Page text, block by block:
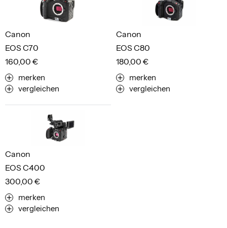
EOS C70
Canon
160,00 €
merken
vergleichen
EOS C80
Canon
180,00 €
merken
vergleichen
EOS C400
Canon
300,00 €
merken
vergleichen